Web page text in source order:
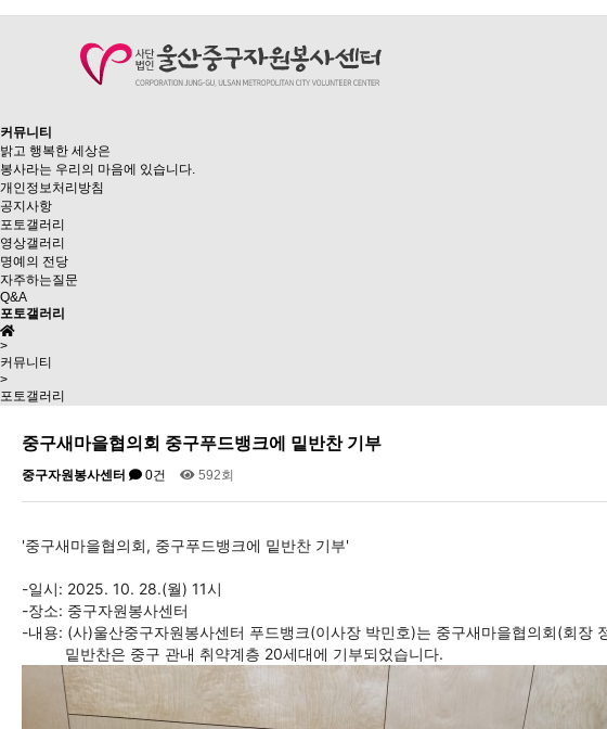
커뮤니티
밝고 행복한 세상은
봉사라는 우리의 마음에 있습니다.
개인정보처리방침
공지사항
포토갤러리
영상갤러리
명예의 전당
자주하는질문
Q&A
포토갤러리
>
커뮤니티
>
포토갤러리
중구새마을협의회 중구푸드뱅크에 밑반찬 기부
중구자원봉사센터 0건 592회
'중구새마을협의회, 중구푸드뱅크에 밑반찬 기부'
-일시: 2025. 10. 28.(월) 11시
-장소: 중구자원봉사센터
-내용: (사)울산중구자원봉사센터 푸드뱅크(이사장 박민호)는 중구새마을협의회(회장
밑반찬은 중구 관내 취약계층 20세대에 기부되었습니다.